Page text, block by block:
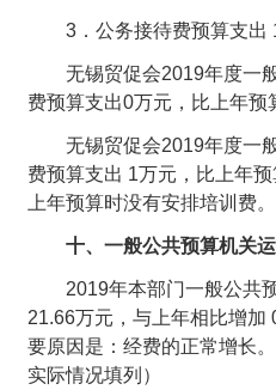
3．公务接待费预算支出 1
无锡贸促会2019年度一般
费预算支出0万元，比上年预
无锡贸促会2019年度一般
费预算支出 1万元，比上年
上年预算时没有安排培训费。
十、一般公共预算机关
2019年本部门一般公共预
21.66万元，与上年相比增加
要原因是：经费的正常增长
实际情况填列）